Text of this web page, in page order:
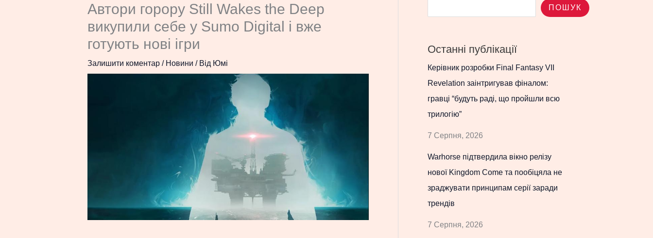
Автори горору Still Wakes the Deep
викупили себе у Sumo Digital і вже
готують нові ігри
Залишити коментар / Новини / Від Юмі
ПОШУК
Останні публікації
Керівник розробки Final Fantasy VII
Revelation заінтригував фіналом:
гравці “будуть раді, що пройшли всю
трилогію”
7 Серпня, 2026
Warhorse підтвердила вікно релізу
нової Kingdom Come та пообіцяла не
зраджувати принципам серії заради
трендів
7 Серпня, 2026